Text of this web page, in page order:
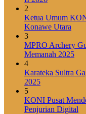
2
Ketua Umum
Konawe Utara
3
MPRO Archery
Memanah 2025
4
Karateka Sultra
2025
5
KONI Pusat
Penjurian Digital